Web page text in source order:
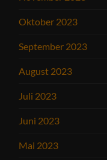
Oktober 2023
September 2023
August 2023
Juli 2023
Juni 2023
Mai 2023